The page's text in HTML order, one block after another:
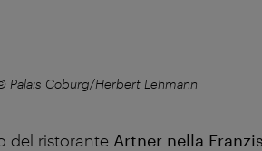
Palais Coburg/Herbert Lehmann
del ristorante Artner nella